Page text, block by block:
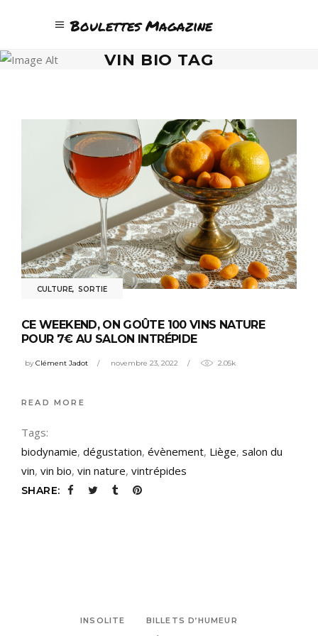
Boulettes Magazine
VIN BIO TAG
CULTURE, SORTIE
CE WEEKEND, ON GOÛTE 100 VINS NATURE
POUR 7€ AU SALON INTRÉPIDE
byClément Jadot novembre 23, 2022 2.05k
READ MORE
Tags:
biodynamie, dégustation, évènement, Liège, salon du
vin, vin bio, vin nature, vintrépides
SHARE:
INSOLITE
BILLETS D’HUMEUR